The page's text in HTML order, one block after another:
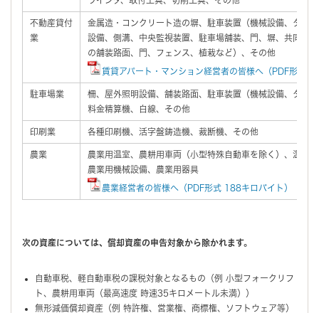
不動産貸付
業
金属造・コンクリート造の塀、駐車装置（機械設備、ター
設備、側溝、中央監視装置、駐車場舗装、門、塀、共同住
の舗装路面、門、フェンス、植栽など）、その他
賃貸アパート・マンション経営者の皆様へ（PDF形式
駐車場業
柵、屋外照明設備、舗装路面、駐車装置（機械設備、ター
料金精算機、白線、その他
印刷業 各種印刷機、活字盤鋳造機、裁断機、その他
農業
農業用温室、農耕用車両（小型特殊自動車を除く）、温室
農業用機械設備、農業用器具
農業経営者の皆様へ（PDF形式 188キロバイト）
次の資産については、償却資産の申告対象から除かれます。
自動車税、軽自動車税の課税対象となるもの（例 小型フォークリフ
ト、農耕用車両（最高速度 時速35キロメートル未満））
無形減価償却資産（例 特許権、営業権、商標権、ソフトウェア等）